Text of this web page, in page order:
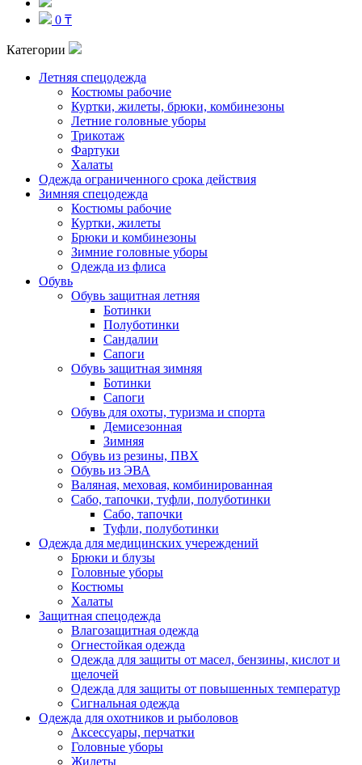
0 ₸
Категории
Летняя спецодежда
Костюмы рабочие
Куртки, жилеты, брюки, комбинезоны
Летние головные уборы
Трикотаж
Фартуки
Халаты
Одежда ограниченного срока действия
Зимняя спецодежда
Костюмы рабочие
Куртки, жилеты
Брюки и комбинезоны
Зимние головные уборы
Одежда из флиса
Обувь
Обувь защитная летняя
Ботинки
Полуботинки
Сандалии
Сапоги
Обувь защитная зимняя
Ботинки
Сапоги
Обувь для охоты, туризма и спорта
Демисезонная
Зимняя
Обувь из резины, ПВХ
Обувь из ЭВА
Валяная, меховая, комбинированная
Сабо, тапочки, туфли, полуботинки
Сабо, тапочки
Туфли, полуботинки
Одежда для медицинских учереждений
Брюки и блузы
Головные уборы
Костюмы
Халаты
Защитная спецодежда
Влагозащитная одежда
Огнестойкая одежда
Одежда для защиты от масел, бензины, кислот и
щелочей
Одежда для защиты от повышенных температур
Сигнальная одежда
Одежда для охотников и рыболовов
Аксессуары, перчатки
Головные уборы
Жилеты